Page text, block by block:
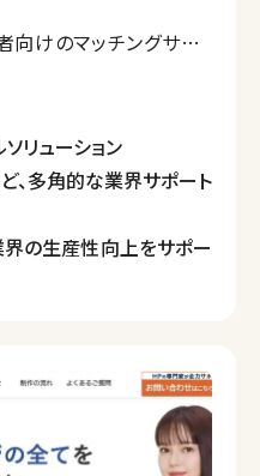
けのマッチングサイト
」などが含まれ、業
的なサポートを行なっ
を組み合わせ、建設業界
リューション
、多角的な業界サポート
界の生産性向上をサポー